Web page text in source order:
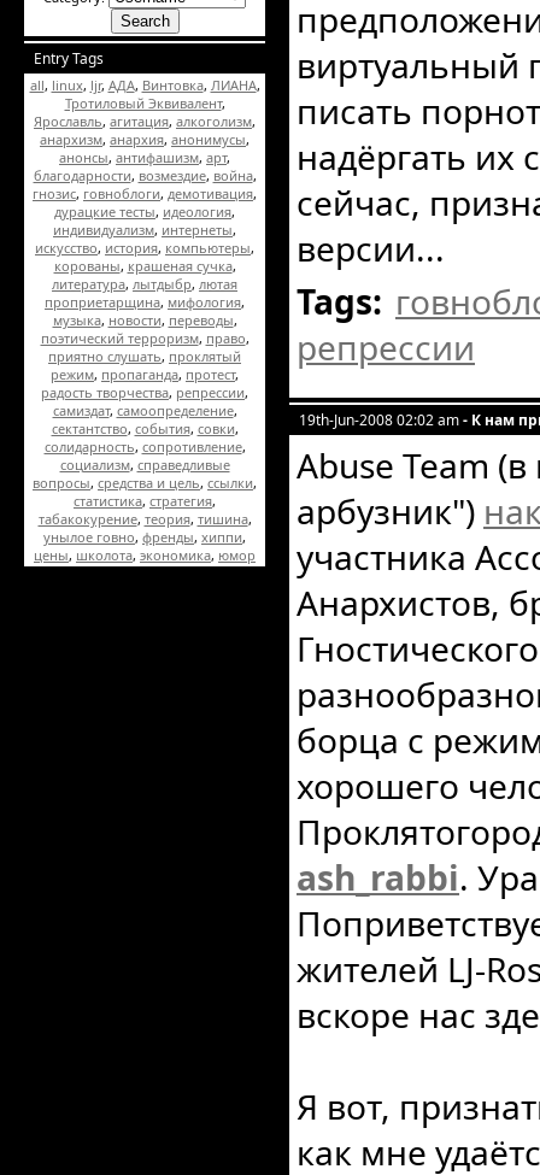
Entry Tags
all, linux, ljr, АДА, Винтовка, ЛИАНА,
Тротиловый Эквивалент,
Ярославль, агитация, алкоголизм,
анархизм, анархия, анонимусы,
анонсы, антифашизм, арт,
благодарности, возмездие, война,
гнозис, говноблоги, демотивация,
дурацкие тесты, идеология,
индивидуализм, интернеты,
искусство, история, компьютеры,
корованы, крашеная сучка,
литература, лытдыбр, лютая
проприетарщина, мифология,
музыка, новости, переводы,
поэтический терроризм, право,
приятно слушать, проклятый
режим, пропаганда, протест,
радость творчества, репрессии,
самиздат, самоопределение,
сектантство, события, совки,
солидарность, сопротивление,
социализм, справедливые
вопросы, средства и цель, ссылки,
статистика, стратегия,
табакокурение, теория, тишина,
унылое говно, френды, хиппи,
цены, школота, экономика, юмор
виртуальный
писать
надёргать их
сейчас,
версии...
Tags:
репрессии
19th-Jun-2008 02:02 am- К нам
Abuse Team
арбузник")
участника
Анархистов,
борца с
хорошего
ash_rabbi.
жителей LJ-
вскоре нас
Я вот,
как мне